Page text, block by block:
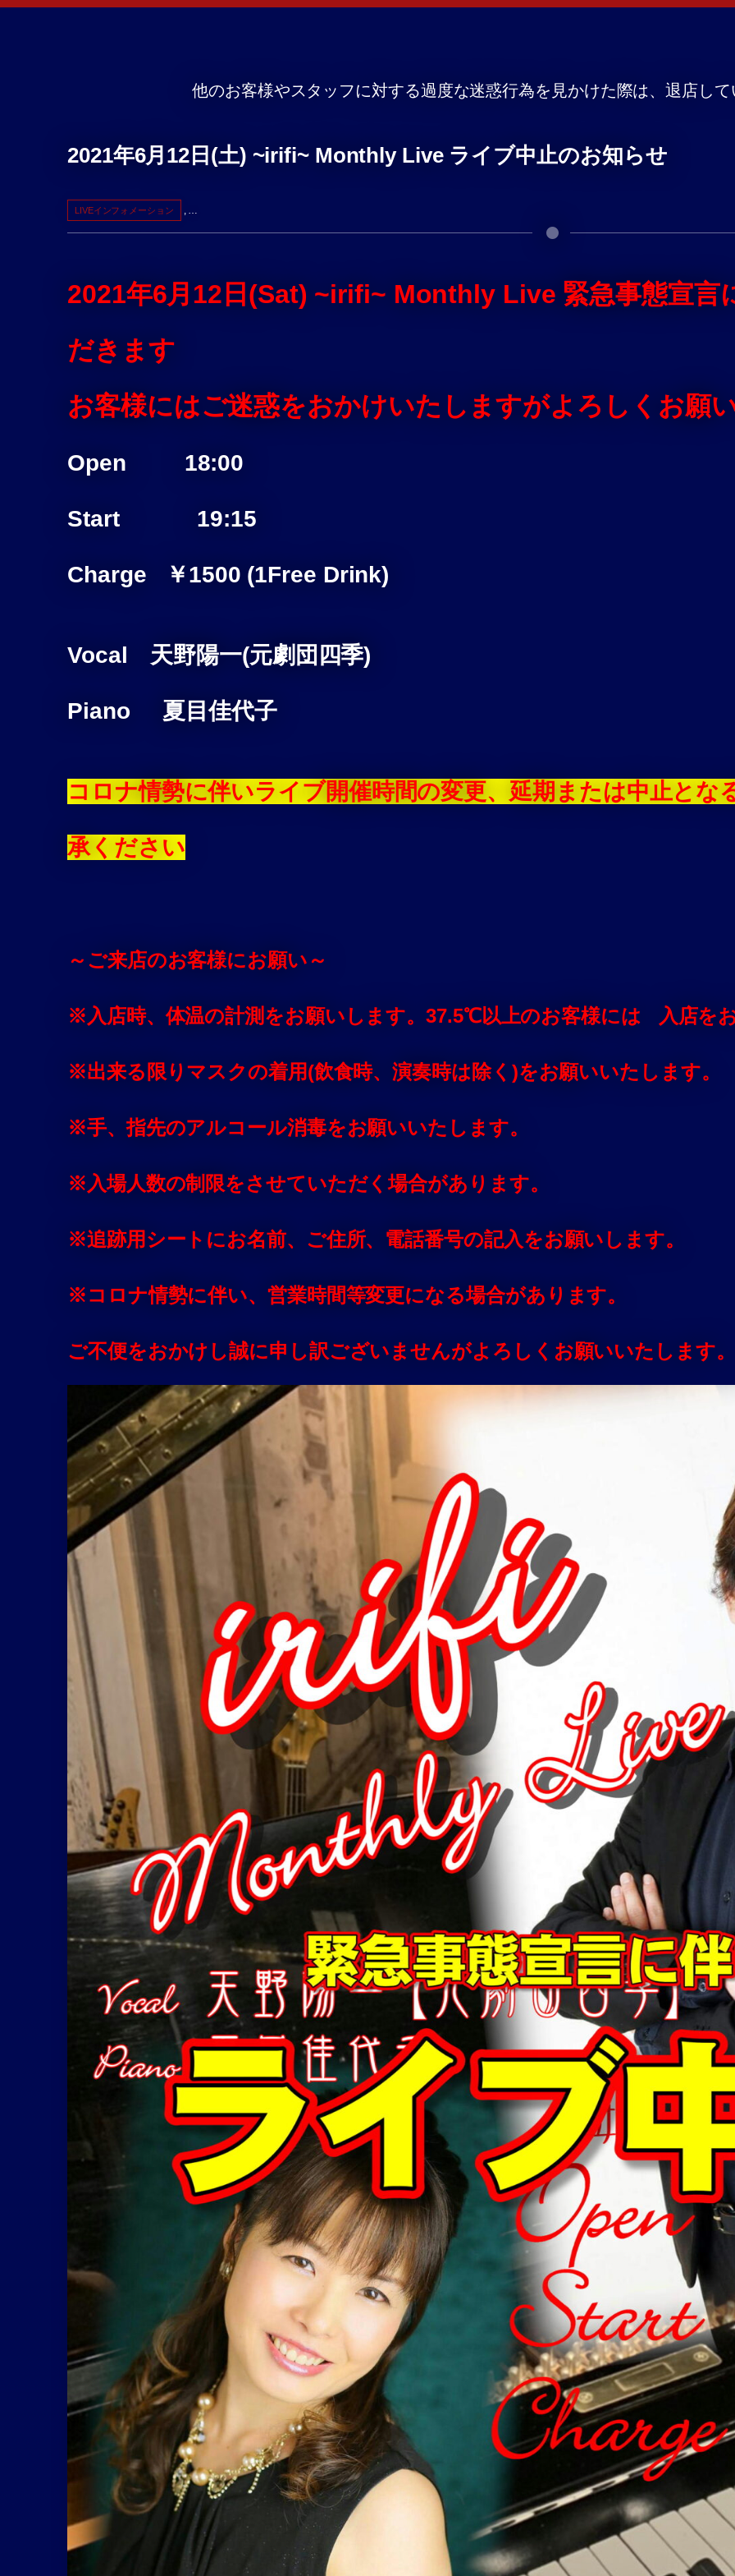
他のお客様やスタッフに対する過度な迷惑行為を見かけた際は、退店し
2021年6月12日(土) ~irifi~ Monthly Live ライブ中止のお知らせ
LIVEインフォメーション , …
2021年6月12 日(Sat) ~irifi~ Monthly Live 緊急事態宣言
だきます
お客様にはご迷惑をおかけいたしますがよろしくお願
Open 18:00
Start 19:15
Charge ￥1500 (1Free Drink)
Vocal 天野陽一(元劇団四季)
Piano 夏目佳代子
コロナ情勢に伴いライブ開催時間の変更、延期または中止とな
承ください
～ご来店のお客様にお願い～
※入店時、体温の計測をお願いします。37.5℃以上のお客様には 入店
※出来る限りマスクの着用(飲食時、演奏時は除く)をお願いいたします。
※手、指先のアルコール消毒をお願いいたします。
※入場人数の制限をさせていただく場合があります。
※追跡用シートにお名前、ご住所、電話番号の記入をお願いします。
※コロナ情勢に伴い、営業時間等変更になる場合があります。
ご不便をおかけし誠に申し訳ございませんがよろしくお願いいたします。